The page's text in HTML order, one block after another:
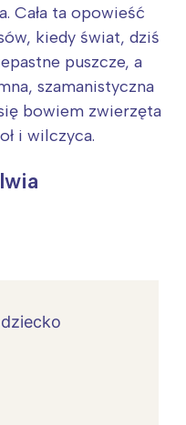
Cała ta opowieść
kiedy świat, dziś
puszcze, a
szamanistyczna
bowiem zwierzęta
i wilczyca.